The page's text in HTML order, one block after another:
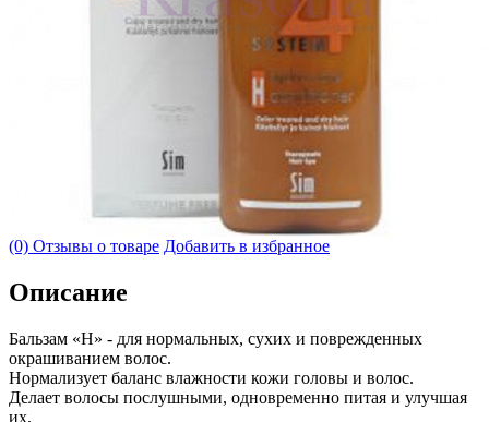
(0) Отзывы о товаре Добавить в избранное
Описание
Бальзам «Н» - для нормальных, сухих и поврежденных
окрашиванием волос.
Нормализует баланс влажности кожи головы и волос.
Делает волосы послушными, одновременно питая и улучшая
их.